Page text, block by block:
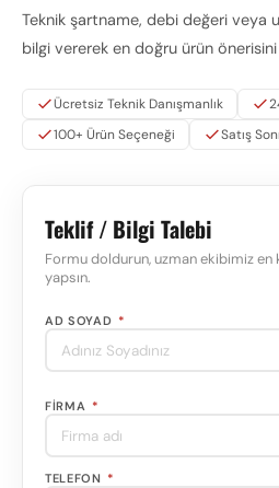
Teknik şartname, debi değeri veya
bilgi vererek en doğru ürün önerisini
Ücretsiz Teknik Danışmanlık
100+ Ürün Seçeneği
Satış
Teklif / Bilgi Talebi
Formu doldurun, uzman ekibimiz en
yapsın.
AD SOYAD *
FIRMA *
TELEFON *